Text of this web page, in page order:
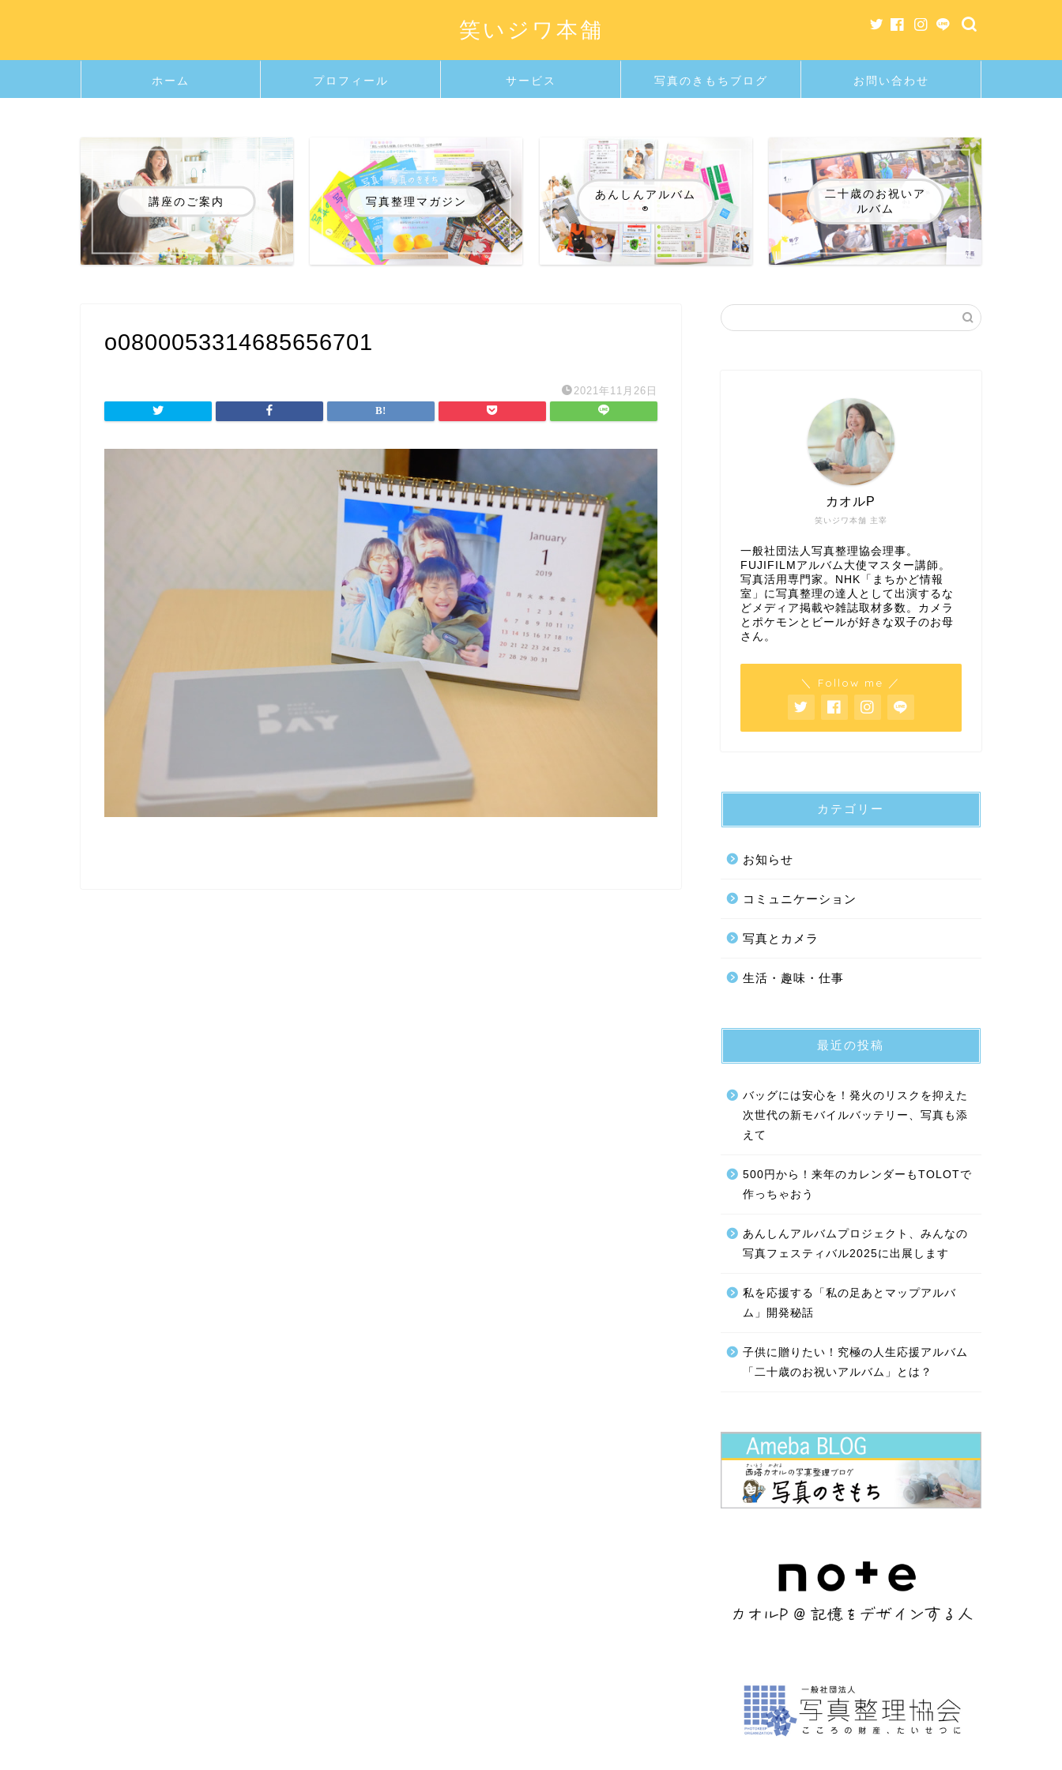
笑いジワ本舗
ホーム プロフィール サービス 写真のきもちブログ お問い合わせ
講座のご案内 写真整理マガジン
あんしんアルバム
®️
二十歳のお祝いア
ルバム
o0800053314685656701
2021年11月26日
笑いジワ本舗 主宰
カオルP
一般社団法人写真整理協会理事。
FUJIFILMアルバム大使マスター講師。
写真活用専門家。NHK「まちかど情報
室」に写真整理の達人として出演するな
どメディア掲載や雑誌取材多数。カメラ
とポケモンとビールが好きな双子のお母
さん。
＼ Follow me ／
カテゴリー
お知らせ
コミュニケーション
写真とカメラ
生活・趣味・仕事
最近の投稿
バッグには安心を！発火のリスクを抑えた
次世代の新モバイルバッテリー、写真も添
えて
500円から！来年のカレンダーもTOLOTで
作っちゃおう
あんしんアルバムプロジェクト、みんなの
写真フェスティバル2025に出展します
私を応援する「私の足あとマップアルバ
ム」開発秘話
子供に贈りたい！究極の人生応援アルバム
「二十歳のお祝いアルバム」とは？